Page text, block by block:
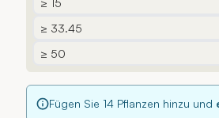
≥ 33.45
≥ 50
Fügen Sie 14 Pflanzen hinzu und